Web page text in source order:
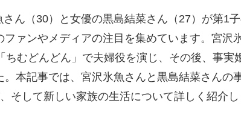
ん（30）と女優の黒島結菜さん（27）が第1
ファンやメディアの注目を集めています。宮沢
むどんどん」で夫婦役を演じ、その後、事実
本記事では、宮沢氷魚さんと黒島結菜さんの
そして新しい家族の生活について詳しく紹介し